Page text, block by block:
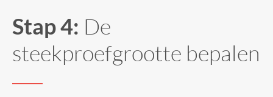
Stap 4: De
steekproefgrootte bepalen